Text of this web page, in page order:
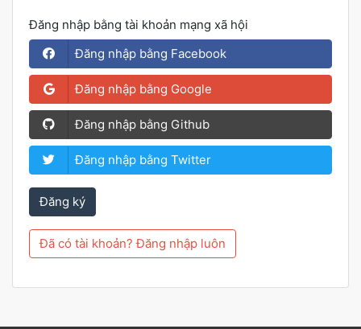
Đăng nhập bằng tài khoản mạng xã hội
Đăng nhập bằng Facebook
Đăng nhập bằng Google
Đăng nhập bằng Github
Đăng nhập bằng Twitter
Đăng ký
Đã có tài khoản? Đăng nhập luôn